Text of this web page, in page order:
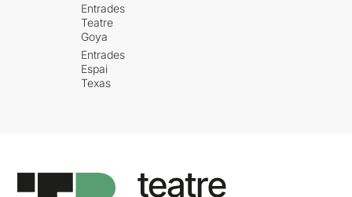
Entrades
Teatre
Goya
Entrades
Espai
Texas